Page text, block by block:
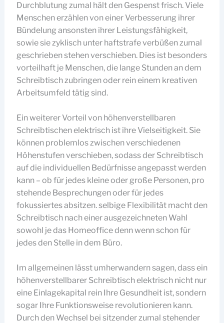
Durchblutung zumal hält den Gespenst frisch. Viele
Menschen erzählen von einer Verbesserung ihrer
Bündelung ansonsten ihrer Leistungsfähigkeit,
sowie sie zyklisch unter haftstrafe verbüßen zumal
geschrieben stehen verschieben. Dies ist besonders
vorteilhaft je Menschen, die lange Stunden an dem
Schreibtisch zubringen oder rein einem kreativen
Arbeitsumfeld tätig sind.
Ein weiterer Vorteil von höhenverstellbaren
Schreibtischen elektrisch ist ihre Vielseitigkeit. Sie
können problemlos zwischen verschiedenen
Höhenstufen verschieben, sodass der Schreibtisch
auf die individuellen Bedürfnisse angepasst werden
kann – ob für jedes kleine oder große Personen, pro
stehende Besprechungen oder für jedes
fokussiertes absitzen. selbige Flexibilität macht den
Schreibtisch nach einer ausgezeichneten Wahl
sowohl je das Homeoffice denn wenn schon für
jedes den Stelle in dem Büro.
Im allgemeinen lässt umherwandern sagen, dass ein
höhenverstellbarer Schreibtisch elektrisch nicht nur
eine Einlagekapital rein Ihre Gesundheit ist, sondern
sogar Ihre Funktionsweise revolutionieren kann.
Durch den Wechsel bei sitzender zumal stehender